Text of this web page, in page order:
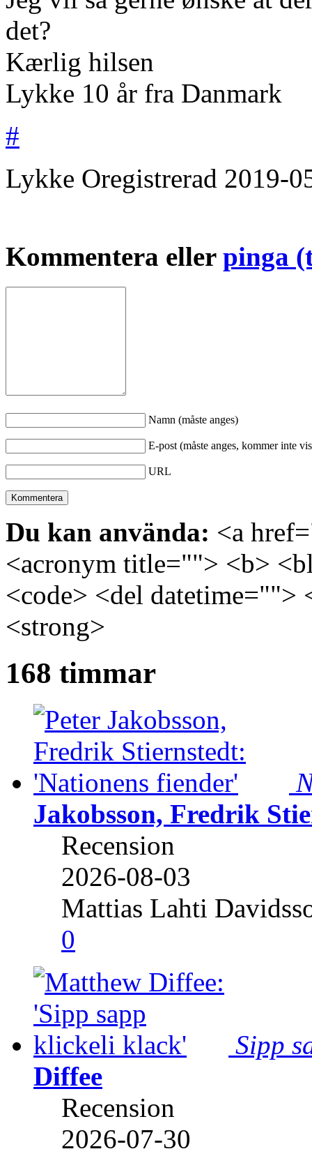
det?
Kærlig hilsen
Lykke 10 år fra Danmark
#
Lykke Oregistrerad 2019-
Kommentera eller pinga
Namn (måste anges)
E-post (måste anges, kommer inte
URL
Du kan använda: <a
<acronym title=""> <b>
<code> <del
<strong>
168 timmar
Jakobsson, Fredrik
Recension
2026-08-03
Mattias Lahti
0
Sipp
Diffee
Recension
2026-07-30